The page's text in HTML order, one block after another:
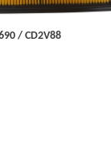
/ CD2V88